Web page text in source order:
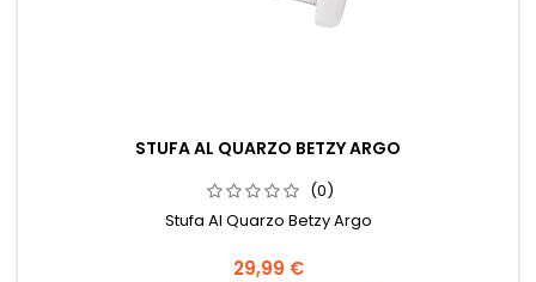
STUFA AL QUARZO BETZY ARGO
(0)
Stufa Al Quarzo Betzy Argo
Prezzo
29,99 €